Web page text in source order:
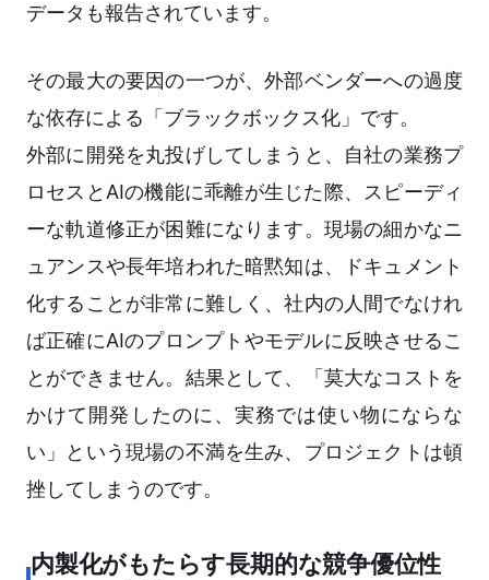
データも報告されています。
その最大の要因の一つが、外部ベンダーへの過度
な依存による「ブラックボックス化」です。
外部に開発を丸投げしてしまうと、自社の業務プ
ロセスとAIの機能に乖離が生じた際、スピーディ
ーな軌道修正が困難になります。現場の細かなニ
ュアンスや長年培われた暗黙知は、ドキュメント
化することが非常に難しく、社内の人間でなけれ
ば正確にAIのプロンプトやモデルに反映させるこ
とができません。結果として、「莫大なコストを
かけて開発したのに、実務では使い物にならな
い」という現場の不満を生み、プロジェクトは頓
挫してしまうのです。
内製化がもたらす長期的な競争優位性